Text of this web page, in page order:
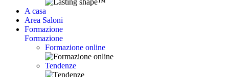
A casa
Area Saloni
Formazione
Formazione
Formazione online
Tendenze